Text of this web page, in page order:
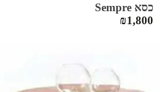
כסא Sempre
₪1,800